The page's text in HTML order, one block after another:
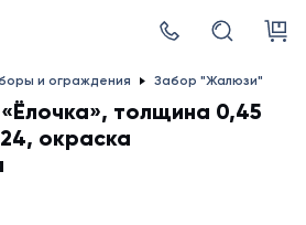
и ограждения Забор "Жалюзи"
толщина 0,45
окраска